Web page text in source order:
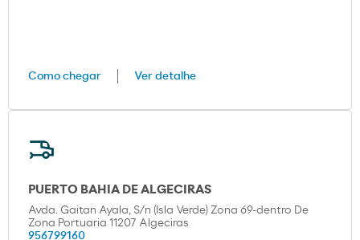
Como chegar Ver detalhe
PUERTO BAHIA DE ALGECIRAS
Avda. Gaitan Ayala, S/n (Isla Verde) Zona 69-dentro De
Zona Portuaria 11207 Algeciras
956799160